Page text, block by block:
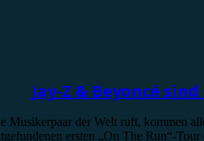
Jay-Z & Beyoncé
Musikerpaar der Welt ruft, kommen
ersten „On The Run“-